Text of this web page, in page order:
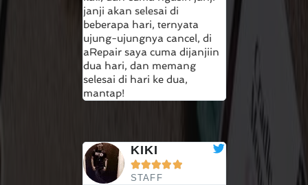
janji akan selesai di
beberapa hari, ternyata
ujung-ujungnya cancel, di
aRepair saya cuma dijanjiin
dua hari, dan memang
selesai di hari ke dua,
mantap!
KIKI

STAFF